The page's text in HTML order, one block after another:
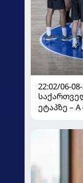
22:02/06-
ეტაპზე –